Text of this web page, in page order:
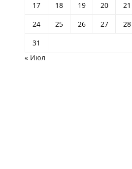
17
18 19 20 21
24
25 26 27 28
31
« Июл